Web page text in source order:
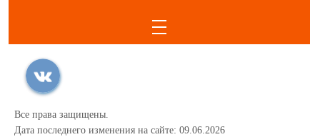
Все права защищены.
Дата последнего изменения на сайте: 09.06.2026